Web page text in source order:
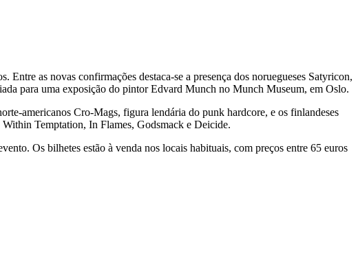
as novas confirmações destaca-se a presença dos noruegueses Satyricon,
para uma exposição do pintor Edvard Munch no Munch Museum, em Oslo.
americanos Cro-Mags, figura lendária do punk hardcore, e os finlandeses
Temptation, In Flames, Godsmack e Deicide.
Os bilhetes estão à venda nos locais habituais, com preços entre 65 euros